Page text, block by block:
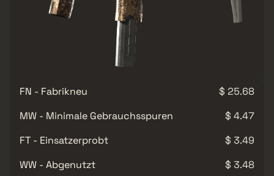
FN - Fabrikneu
$ 25.68
MW - Minimale Gebrauchsspuren
$ 4.47
FT - Einsatzerprobt
$ 3.49
WW - Abgenutzt
$ 3.48